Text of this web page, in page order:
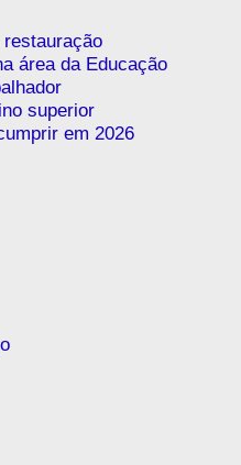
área da Educação
superior
em 2026